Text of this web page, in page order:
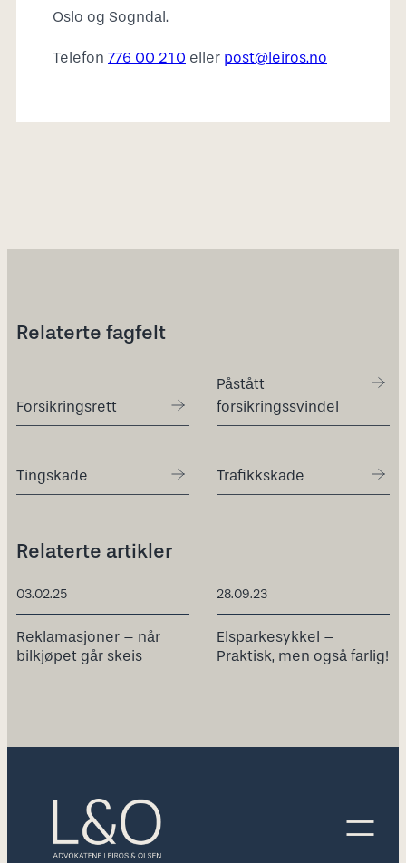
Oslo og Sogndal.
Telefon 776 00 210 eller post@leiros.no
Relaterte fagfelt
Forsikringsrett
Påstått
forsikringssvindel
Tingskade Trafikkskade
Relaterte artikler
03.02.25
Reklamasjoner – når
bilkjøpet går skeis
28.09.23
Elsparkesykkel –
Praktisk, men også farlig!